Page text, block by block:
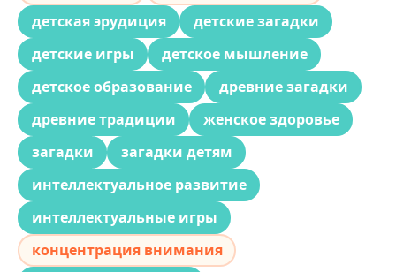
детская эрудиция
детские загадки
детские игры
детское мышление
детское образование
древние загадки
древние традиции
женское здоровье
загадки
загадки детям
интеллектуальное развитие
интеллектуальные игры
концентрация внимания